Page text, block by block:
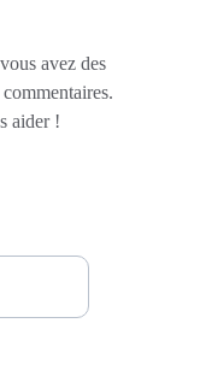
avez des
aider !